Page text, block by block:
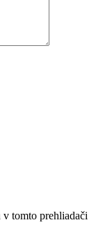
tomto prehliadači